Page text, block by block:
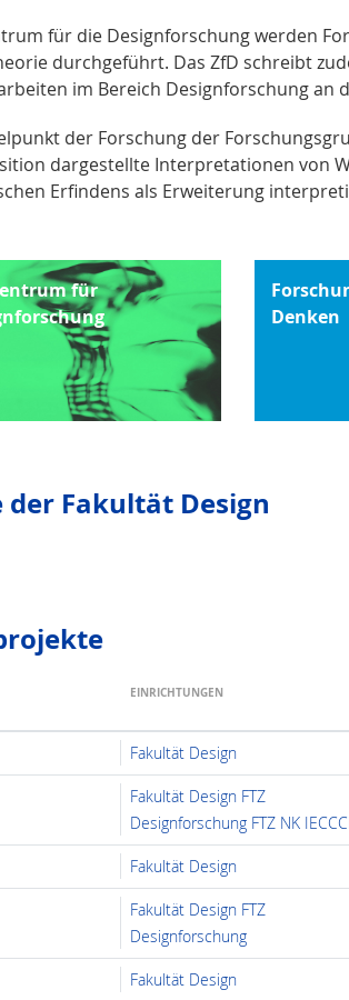
für die Designforschung werden
durchgeführt. Das ZfD schreibt
im Bereich Designforschung an
der Forschung der
dargestellte Interpretationen von
Erfindens als Erweiterung
Denken
für
Fakultät Design
EINRICHTUNGEN
Fakultät Design
Fakultät Design FTZ
Designforschung FTZ NK
Fakultät Design
Fakultät Design FTZ
Designforschung
Fakultät Design